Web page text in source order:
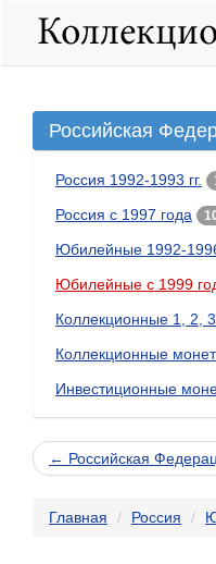
Российская
Россия 1992-1993 гг.
Россия с 1997 года
Юбилейные 1992-1996
Юбилейные с 1999
Коллекционные 1, 2,
Коллекционные
Инвестиционные
← Российская
Главная Россия